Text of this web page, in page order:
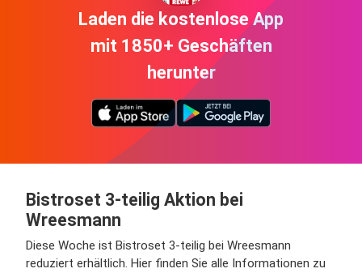
Laden die kostenlose App
mit 1850+ Geschäften
herunter
Bistroset 3-teilig Aktion bei
Wreesmann
Diese Woche ist Bistroset 3-teilig bei Wreesmann
reduziert erhältlich. Hier finden Sie alle Informationen zu